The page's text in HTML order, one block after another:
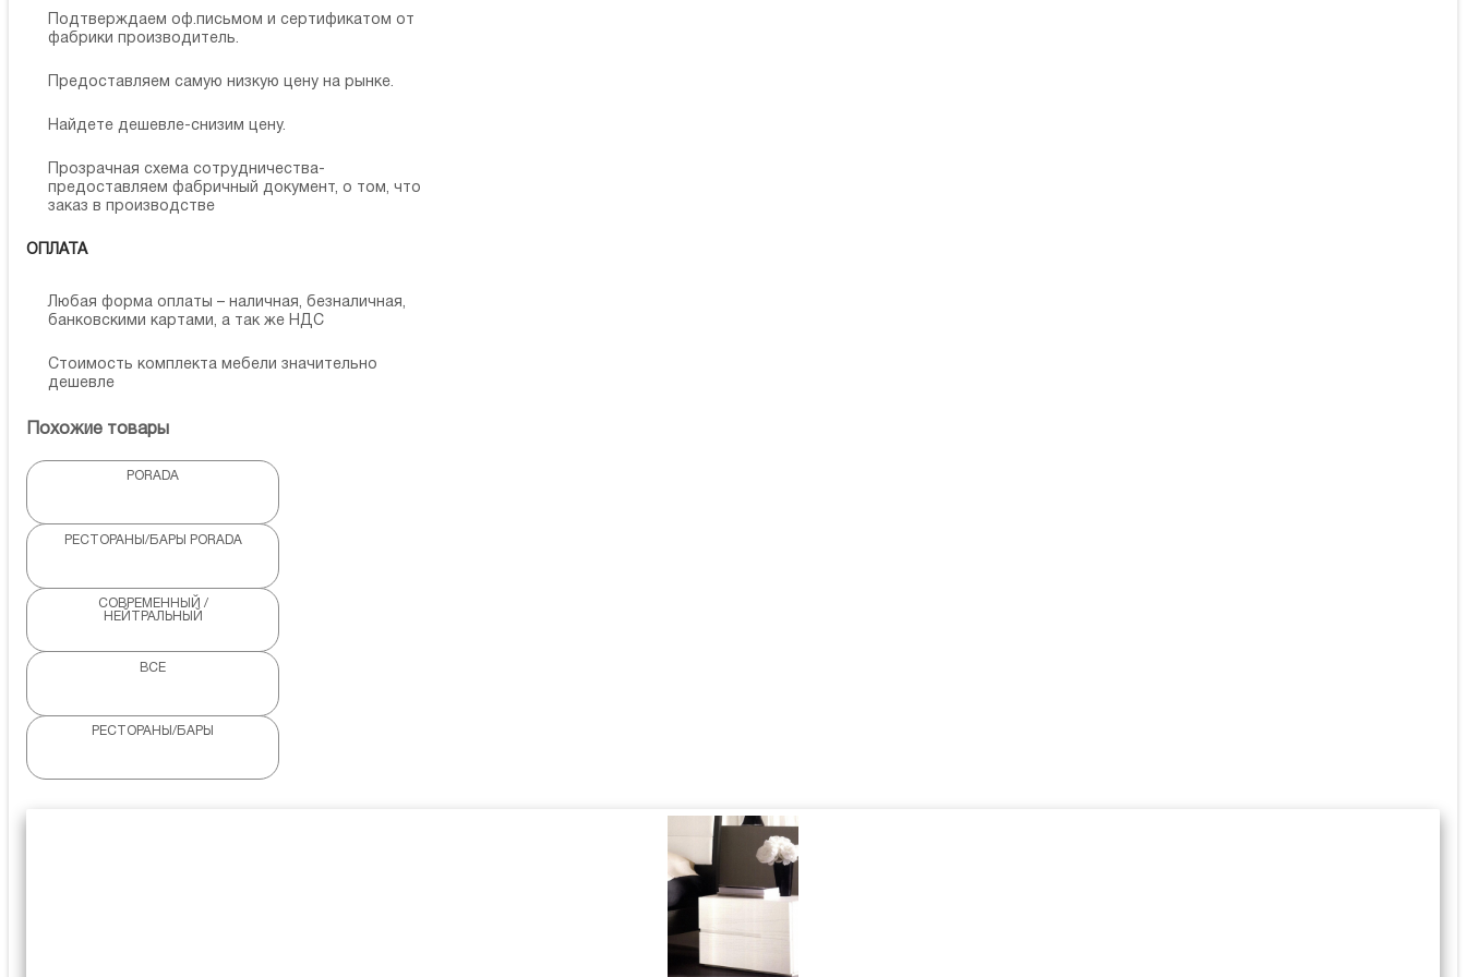
Подтверждаем оф.письмом и сертификатом от
фабрики производитель.
Предоставляем самую низкую цену на рынке.
Найдете дешевле-снизим цену.
Прозрачная схема сотрудничества-
предоставляем фабричный документ, о том, что
заказ в производстве
ОПЛАТА
Любая форма оплаты – наличная, безналичная,
банковскими картами, а так же НДС
Стоимость комплекта мебели значительно
дешевле
Похожие товары
PORADA
РЕСТОРАНЫ/БАРЫ PORADA
СОВРЕМЕННЫЙ /
НЕЙТРАЛЬНЫЙ
ВСЕ
РЕСТОРАНЫ/БАРЫ